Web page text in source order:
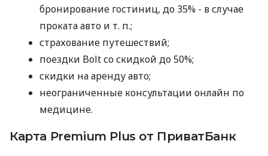
бронирование гостиниц, до 35% - в случае
проката авто и т. п.;
страхование путешествий;
поездки Bolt со скидкой до 50%;
скидки на аренду авто;
неограниченные консультации онлайн по
медицине.
Карта Premium Plus от ПриватБанк